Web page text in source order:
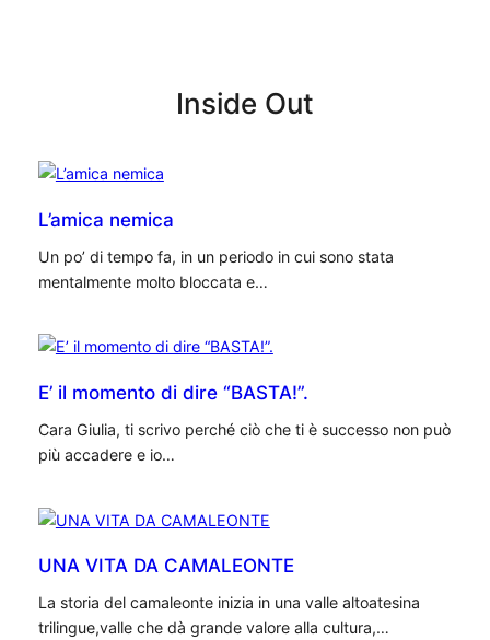
Inside Out
L’amica nemica
Un po’ di tempo fa, in un periodo in cui sono stata
mentalmente molto bloccata e…
E’ il momento di dire “BASTA!”.
Cara Giulia, ti scrivo perché ciò che ti è successo non può
più accadere e io…
UNA VITA DA CAMALEONTE
La storia del camaleonte inizia in una valle altoatesina
trilingue,valle che dà grande valore alla cultura,…